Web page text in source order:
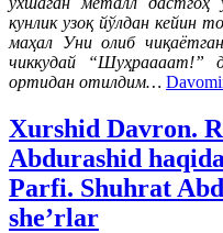
кунлик узоқ йўлдан кейин
маҳал Уни олиб
чиккудай “Шуҳраааат!”
ортидан отилдим…
Xurshid Davron.
Abdurashid
Parfi. Shuhrat
she’rlar